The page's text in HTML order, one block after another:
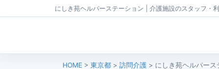
にしき苑ヘルパーステーション | 介護施設のスタッフ・
HOME > 東京都 > 訪問介護 > にしき苑ヘルパース